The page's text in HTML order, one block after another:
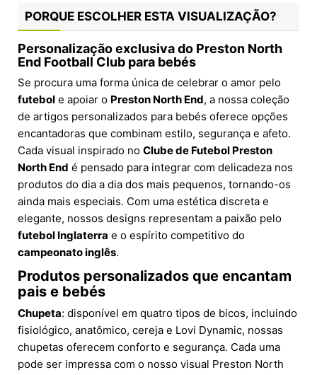
PORQUE ESCOLHER ESTA VISUALIZAÇÃO?
Personalização exclusiva do Preston North
End Football Club para bebés
Se procura uma forma única de celebrar o amor pelo
futebol e apoiar o Preston North End, a nossa coleção
de artigos personalizados para bebés oferece opções
encantadoras que combinam estilo, segurança e afeto.
Cada visual inspirado no Clube de Futebol Preston
North End é pensado para integrar com delicadeza nos
produtos do dia a dia dos mais pequenos, tornando-os
ainda mais especiais. Com uma estética discreta e
elegante, nossos designs representam a paixão pelo
futebol Inglaterra e o espírito competitivo do
campeonato inglês.
Produtos personalizados que encantam
pais e bebés
Chupeta: disponível em quatro tipos de bicos, incluindo
fisiológico, anatômico, cereja e Lovi Dynamic, nossas
chupetas oferecem conforto e segurança. Cada uma
pode ser impressa com o nosso visual Preston North